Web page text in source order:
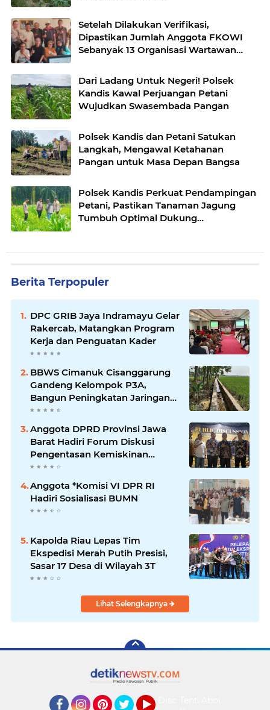
Setelah Dilakukan Verifikasi,
Dipastikan Jumlah Anggota FKOWI
Sebanyak 13 Organisasi Wartawan
Dari Ladang Untuk Negeri! Polsek
Kandis Kawal Perjuangan Petani
Wujudkan Swasembada Pangan
Polsek Kandis dan Petani Satukan
Langkah, Mengawal Ketahanan
Pangan untuk Masa Depan Bangsa
Polsek Kandis Perkuat Pendampingan
Petani, Pastikan Tanaman Jagung
Tumbuh Optimal Dukung
Berita Terpopuler
DPC GRIB Jaya Indramayu Gelar
Rakercab, Matangkan Program
Kerja dan Penguatan Kader
BBWS Cimanuk Cisanggarung
Gandeng Kelompok P3A,
Bangun Peningkatan Jaringan
Irigasi untuk Dukung
Anggota DPRD Provinsi Jawa
Barat Hadiri Forum Diskusi
Pengentasan Kemiskinan
Bersama LPK Trisakti
Anggota *Komisi VI DPR RI
Hadiri Sosialisasi BUMN
Kapolda Riau Lepas Tim
Ekspedisi Merah Putih Presisi,
Sasar 17 Desa di Wilayah 3T
Lihat Selengkapnya